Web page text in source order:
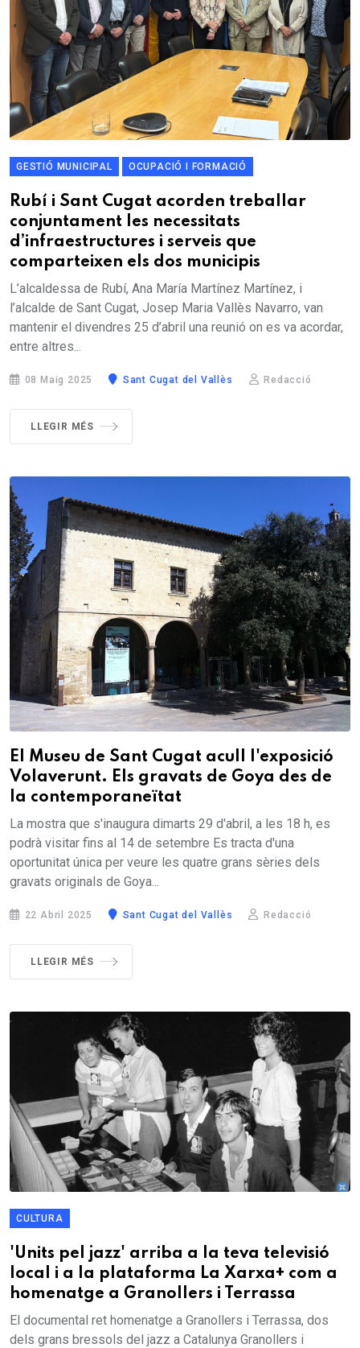
GESTIÓ MUNICIPAL OCUPACIÓ I FORMACIÓ
Rubí i Sant Cugat acorden treballar
conjuntament les necessitats
d’infraestructures i serveis que
comparteixen els dos municipis
L’alcaldessa de Rubí, Ana María Martínez Martínez, i
l’alcalde de Sant Cugat, Josep Maria Vallès Navarro, van
mantenir el divendres 25 d’abril una reunió on es va acordar,
entre altres...
08 Maig 2025 Sant Cugat del Vallès Redacció
LLEGIR MÉS
El Museu de Sant Cugat acull l'exposició
Volaverunt. Els gravats de Goya des de
la contemporaneïtat
La mostra que s'inaugura dimarts 29 d'abril, a les 18 h, es
podrà visitar fins al 14 de setembre Es tracta d'una
oportunitat única per veure les quatre grans sèries dels
gravats originals de Goya...
22 Abril 2025 Sant Cugat del Vallès Redacció
LLEGIR MÉS
CULTURA
'Units pel jazz' arriba a la teva televisió
local i a la plataforma La Xarxa+ com a
homenatge a Granollers i Terrassa
El documental ret homenatge a Granollers i Terrassa, dos
dels grans bressols del jazz a Catalunya Granollers i